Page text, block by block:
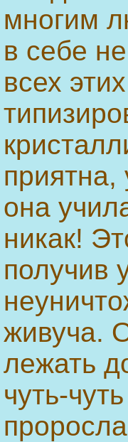
многим
в себе
всех
она
никак!
получив
живуча.
лежать
чуть-